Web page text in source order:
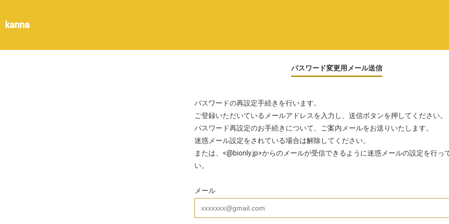
kanna
パスワード変更用メール送信
パスワードの再設定手続きを行います。
ご登録いただいているメールアドレスを入力し、送信ボタンを押してください。
パスワード再設定のお手続きについて、ご案内メールをお送りいたします。
迷惑メール設定をされている場合は解除してください。
または、<@bionly.jp>からのメールが受信できるように迷惑メールの設定を行っ
い。
メール